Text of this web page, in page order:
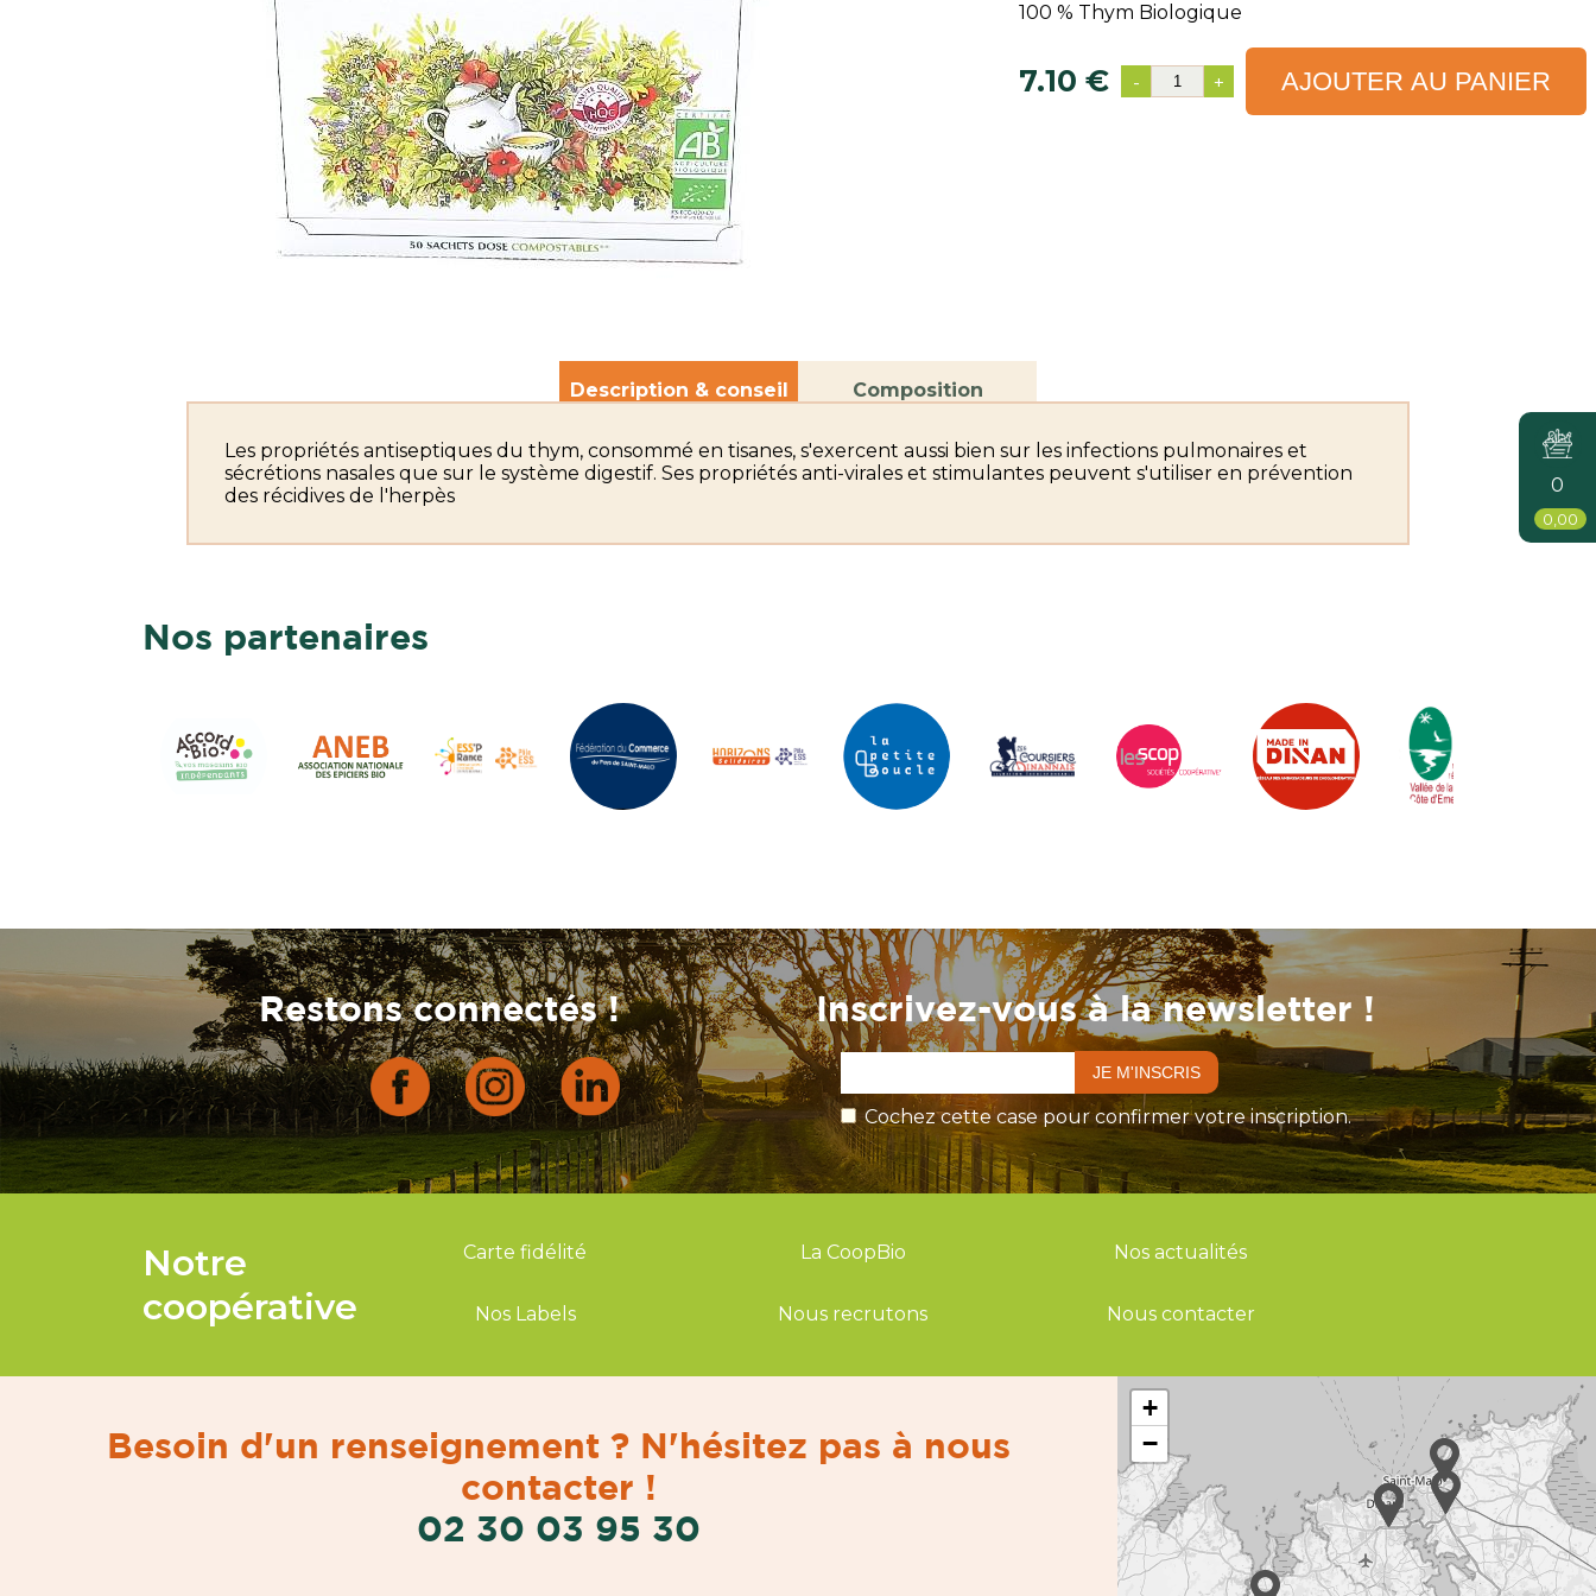
0
0,00
100 % Thym Biologique
7.10 € - + AJOUTER AU PANIER
Description & conseil Composition
Les propriétés antiseptiques du thym, consommé en tisanes, s'exercent aussi bien sur les infections pulmonaires et
sécrétions nasales que sur le système digestif. Ses propriétés anti-virales et stimulantes peuvent s'utiliser en prévention
des récidives de l'herpès
Nos partenaires
Restons connectés ! Inscrivez-vous à la newsletter !
Cochez cette case pour confirmer votre inscription.
Notre
coopérative
Carte fidélité La CoopBio Nos actualités
Nos Labels Nous recrutons Nous contacter
Besoin d'un renseignement ? N'hésitez pas à nous
contacter !
02 30 03 95 30
+
−